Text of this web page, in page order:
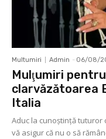
Multumiri Admin - 06/08/
Mulţumiri
clarvăzătoarea
Italia
Aduc la cunoştinţă
vă asigur că nu o să